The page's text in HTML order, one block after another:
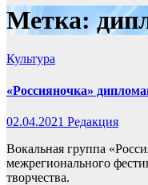
Метка:
Культура
«Россияночка»
02.04.2021 Редакция
Вокальная группа
межрегионального
творчества.